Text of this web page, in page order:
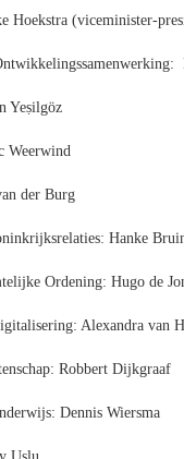
Hoekstra (viceminister-
Yeṣilgöz
Weerwind
der Burg
Hanke
Ordening: Hugo de
Alexandra van
Robbert Dijkgraaf
Dennis Wiersma
Uslu